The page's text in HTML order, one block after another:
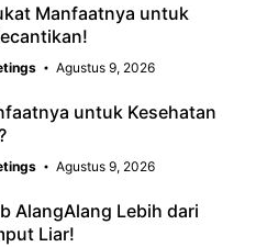
Manfaatnya untuk
Agustus 9, 2026
untuk Kesehatan
Agustus 9, 2026
AlangAlang Lebih dari
Liar!